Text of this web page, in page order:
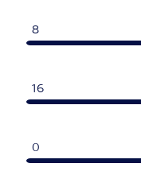
8
16
0